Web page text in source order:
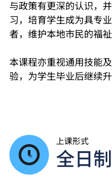
与政策有更深的认识，
习，培育学生成为具专
者，维护本地市民的福
本课程亦重视通用技能
验，为学生毕业后继续
上课形式
全日制